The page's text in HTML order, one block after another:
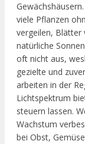
viele Pflanzen
vergeilen, Blätter
natürliche
oft nicht aus,
gezielte und
arbeiten in der
Lichtspektrum
steuern lassen.
Wachstum
bei Obst,